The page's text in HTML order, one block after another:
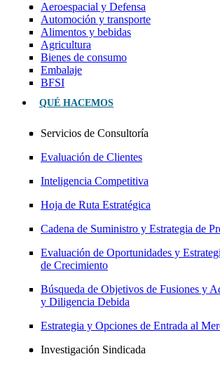
Aeroespacial y Defensa
Automoción y transporte
Alimentos y bebidas
Agricultura
Bienes de consumo
Embalaje
BFSI
QUÉ HACEMOS
Servicios de Consultoría
Evaluación de Clientes
Inteligencia Competitiva
Hoja de Ruta Estratégica
Cadena de Suministro y Estrategia de
Evaluación de Oportunidades y
de Crecimiento
Búsqueda de Objetivos de Fusiones y
y Diligencia Debida
Estrategia y Opciones de Entrada al
Investigación Sindicada